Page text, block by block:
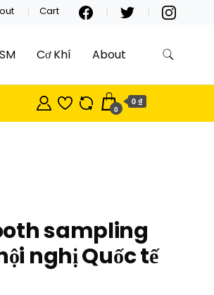
Cart
Cơ Khí About
0
0 ₫
sampling
nghị Quốc tế